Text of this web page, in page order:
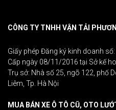
CÔNG TY TNHH VẬN TẢI
Giấy phép Đăng ký kinh doanh
Cấp ngày 08/11/2016 tại Sở kế
Trụ sở: Nhà số 25, ngõ 122, phố
Liêm, Tp. Hà Nội
MUA BÁN XE Ô TÔ CŨ, OTO